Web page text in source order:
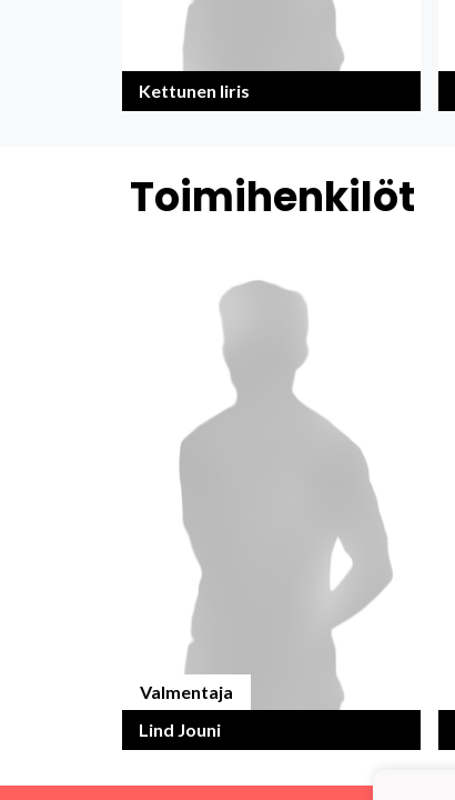
Kettunen Iiris
Toimihenkilöt
Valmentaja
Lind Jouni